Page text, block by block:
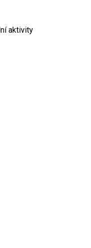
aktivity